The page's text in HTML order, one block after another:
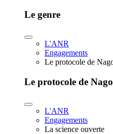
Le genre
L'ANR
Engagements
Le protocole de
Le protocole de
L'ANR
Engagements
La science ouverte